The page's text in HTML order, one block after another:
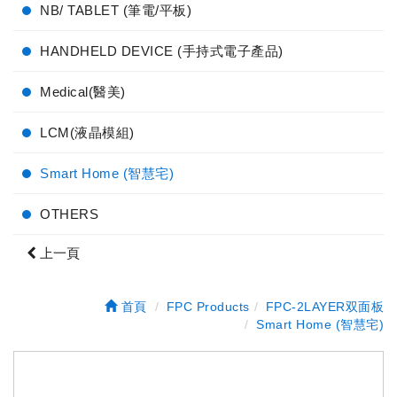
NB/ TABLET (筆電/平板)
HANDHELD DEVICE (手持式電子產品)
Medical(醫美)
LCM(液晶模組)
Smart Home (智慧宅)
OTHERS
上一頁
首頁 FPC Products
FPC-2LAYER双面板
Smart Home (智慧宅)